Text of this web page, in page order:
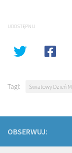
UDOSTĘPNIJ
Tagi: Światowy Dzień
OBSERWUJ: